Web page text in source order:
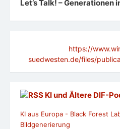
Let’s Talk! – Generationen
https://
suedwesten.de/files/
KI und Ältere DlF-
KI aus Europa - Black Forest
Bildgenerierung